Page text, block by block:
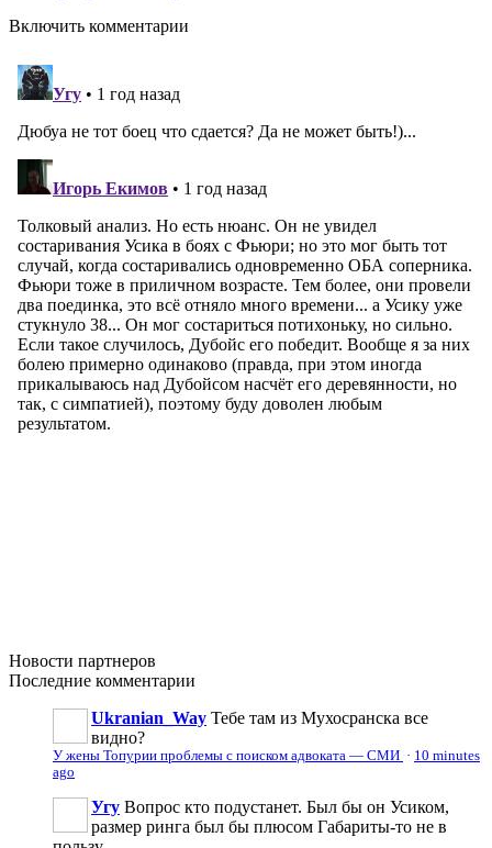
Включить комментарии
Новости партнеров
Последние комментарии
Ukranian_Way Тебе там из Мухосранска все
видно?
У жены Топурии проблемы с поиском адвоката — СМИ · 10 minutes
ago
Угу Вопрос кто подустанет. Был бы он Усиком,
размер ринга был бы плюсом Габариты-то не в